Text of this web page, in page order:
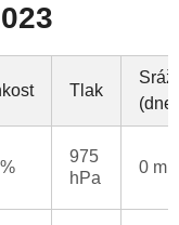
Tlak
975
hPa
0